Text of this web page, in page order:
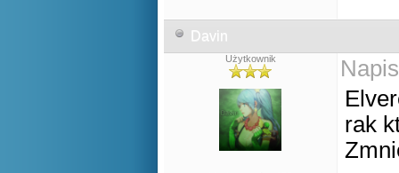
Davin
Użytkownik
rak